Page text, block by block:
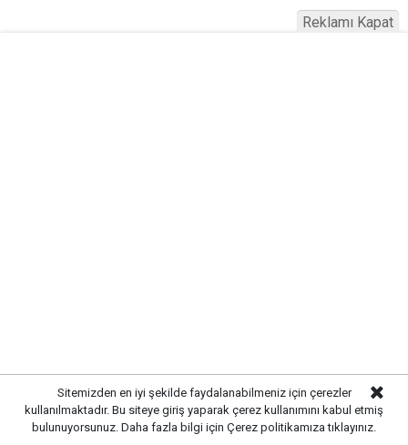
Sitemizden en iyi şekilde faydalanabilmeniz için çerezler
kullanılmaktadır. Bu siteye giriş yaparak çerez kullanımını kabul etmiş
bulunuyorsunuz. Daha fazla bilgi için Çerez politikamıza tıklayınız.
Reklamı Kapat